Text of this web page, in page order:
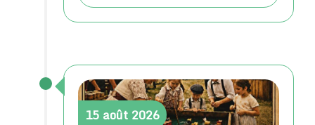
15 août 2026